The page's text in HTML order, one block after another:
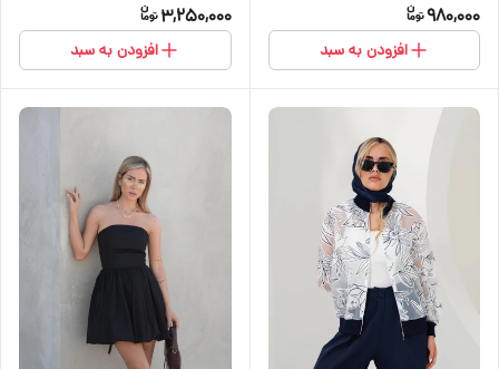
980,000
افزودن به سبد
3,250,000
افزودن به سبد